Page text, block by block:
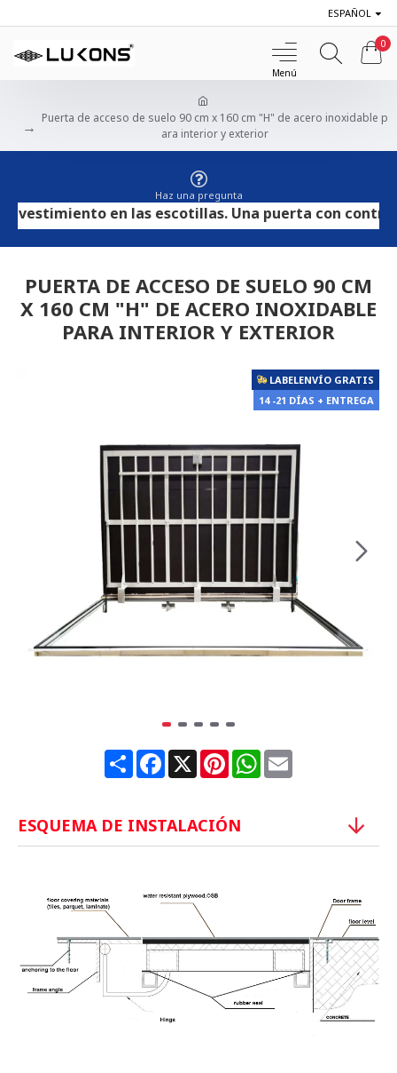
ESPAÑOL
0
Puerta de acceso de suelo 90 cm x 160 cm "H" de acero inoxidable p
ara interior y exterior
Haz una pregunta
en las escotillas. Una puerta con
PUERTA DE ACCESO DE SUELO 90 CM
X 160 CM "H" DE ACERO INOXIDABLE
PARA INTERIOR Y EXTERIOR
LABELENVÍO GRATIS
14 -21 DÍAS + ENTREGA
ShareFacebook
X PinterestWhatsApp
Email
ESQUEMA DE INSTALACIÓN